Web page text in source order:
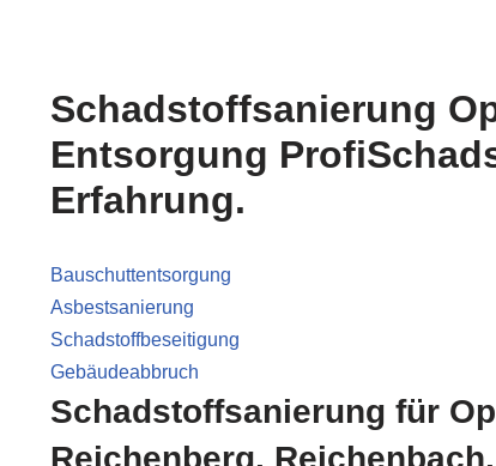
Schadstoffsanierung
Entsorgung
Erfahrung.
Bauschuttentsorgung
Asbestsanierung
Schadstoffbeseitigung
Gebäudeabbruch
Schadstoffsanierung für
Reichenberg,